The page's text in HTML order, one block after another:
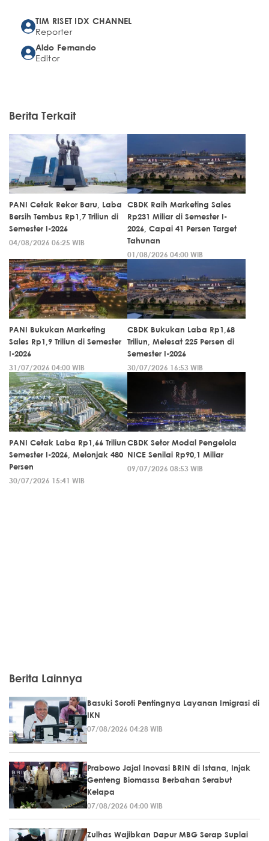
TIM RISET IDX CHANNEL
Reporter
Aldo Fernando
Editor
Berita Terkait
PANI Cetak Rekor Baru, Laba
Bersih Tembus Rp1,7 Triliun di
Semester I-2026
04/08/2026 06:25 WIB
CBDK Raih Marketing Sales
Rp231 Miliar di Semester I-
2026, Capai 41 Persen Target
Tahunan
01/08/2026 04:00 WIB
PANI Bukukan Marketing
Sales Rp1,9 Triliun di Semester
I-2026
31/07/2026 04:00 WIB
CBDK Bukukan Laba Rp1,68
Triliun, Melesat 225 Persen di
Semester I-2026
30/07/2026 16:53 WIB
PANI Cetak Laba Rp1,66 Triliun
Semester I-2026, Melonjak 480
Persen
30/07/2026 15:41 WIB
CBDK Setor Modal Pengelola
NICE Senilai Rp90,1 Miliar
09/07/2026 08:53 WIB
Berita Lainnya
Basuki Soroti Pentingnya Layanan Imigrasi di
IKN
07/08/2026 04:28 WIB
Prabowo Jajal Inovasi BRIN di Istana, Injak
Genteng Biomassa Berbahan Serabut
Kelapa
07/08/2026 04:00 WIB
Zulhas Wajibkan Dapur MBG Serap Suplai